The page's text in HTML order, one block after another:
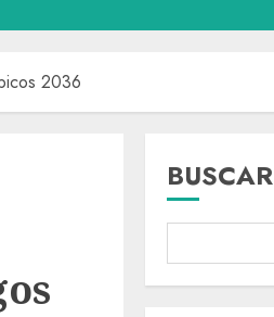
2036
BUSCAR